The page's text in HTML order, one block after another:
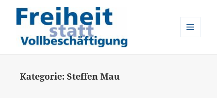
Kategorie:Steffen Mau